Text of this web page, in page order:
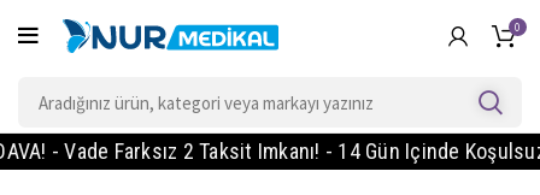
0
Farksız 2 Taksit Imkanı! - 14 Gün Içinde Koşulsuz İade!